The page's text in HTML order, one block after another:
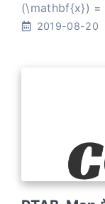
(\mathbf{x})
2019-08-20